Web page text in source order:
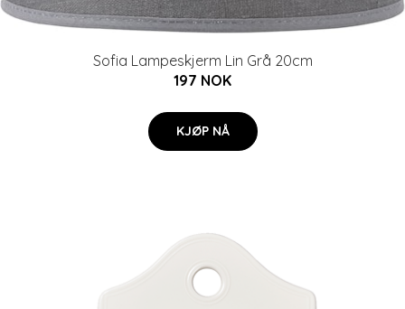
Sofia Lampeskjerm Lin Grå 20cm
197 NOK
KJØP NÅ